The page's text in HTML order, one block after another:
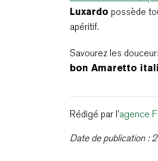
Luxardo possède
apéritif.
Savourez les
bon Amaretto
Rédigé par l’agence
Date de publication :